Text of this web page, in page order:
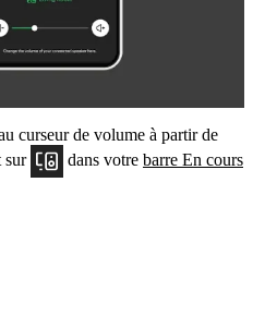
curseur de volume à partir de
sur
dans votre barre En cours